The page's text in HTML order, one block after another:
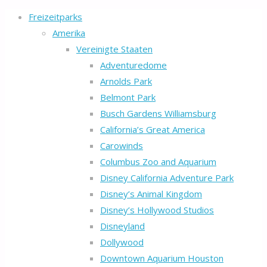
Freizeitparks
Amerika
Vereinigte Staaten
Adventuredome
Arnolds Park
Belmont Park
Busch Gardens Williamsburg
California’s Great America
Carowinds
Columbus Zoo and Aquarium
Disney California Adventure Park
Disney’s Animal Kingdom
Disney’s Hollywood Studios
Disneyland
Dollywood
Downtown Aquarium Houston